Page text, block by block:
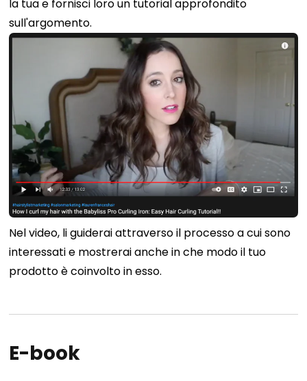
la tua e fornisci loro un tutorial approfondito
sull'argomento.
Nel video, li guiderai attraverso il processo a cui sono
interessati e mostrerai anche in che modo il tuo
prodotto è coinvolto in esso.
E-book